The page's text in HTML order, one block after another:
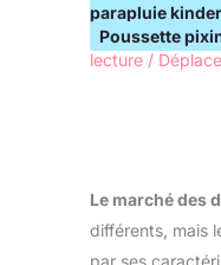
parapluie
Poussette
lecture /
Le marché des
différents, mais
par ses